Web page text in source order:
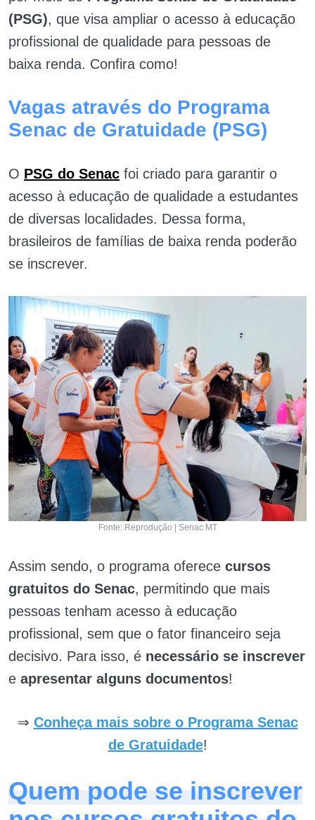
(PSG), que visa ampliar o acesso à educação
profissional de qualidade para pessoas de
baixa renda. ​Confira como!
Vagas através do Programa
Senac de Gratuidade (PSG)
O PSG do Senac foi criado para garantir o
acesso à educação de qualidade a estudantes
de diversas localidades. Dessa forma,
brasileiros de famílias de baixa renda poderão
se inscrever.
Fonte: Reprodução | Senac MT
Assim sendo, o programa oferece cursos
gratuitos do Senac, permitindo que mais
pessoas tenham acesso à educação
profissional, sem que o fator financeiro seja
decisivo. Para isso, é necessário se inscrever
e apresentar alguns documentos!
⇒ Conheça mais sobre o Programa Senac
de Gratuidade!
Quem pode se inscrever